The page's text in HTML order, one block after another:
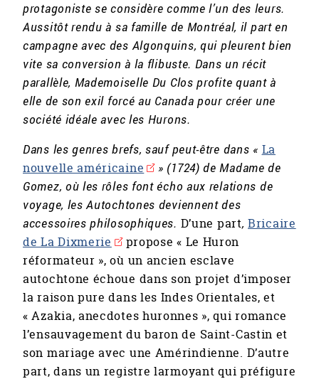
protagoniste se considère comme l’un des leurs.
Aussitôt rendu à sa famille de Montréal, il part en
campagne avec des Algonquins, qui pleurent bien
vite sa conversion à la flibuste. Dans un récit
parallèle, Mademoiselle Du Clos profite quant à
elle de son exil forcé au Canada pour créer une
société idéale avec les Hurons.
Dans les genres brefs, sauf peut-être dans « La
nouvelle américaine
» (1724) de Madame de
Gomez, où les rôles font écho aux relations de
voyage, les Autochtones deviennent des
accessoires philosophiques. D’une part,Bricaire
de La Dixmerie
propose « Le Huron
réformateur », où un ancien esclave
autochtone échoue dans son projet d’imposer
la raison pure dans les Indes Orientales, et
« Azakia, anecdotes huronnes », qui romance
l’ensauvagement du baron de Saint-Castin et
son mariage avec une Amérindienne. D’autre
part, dans un registre larmoyant qui préfigure